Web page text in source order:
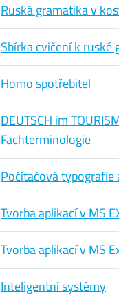
Ruská gramatika v
Sbírka cvičení k ruské
Homo spotřebitel
DEUTSCH im
Fachterminologie
Počítačová typografie
Tvorba aplikací v MS
Tvorba aplikací v MS
Inteligentní systémy